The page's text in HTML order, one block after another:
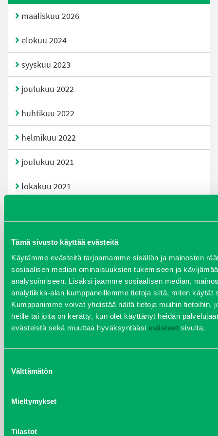
Tämä sivusto käyttää evästeitä
Käytämme evästeitä tarjoamamme sisällön ja mainosten
sosiaalisen median ominaisuuksien tukemiseen ja
analysoimiseen. Lisäksi jaamme sosiaalisen median,
analytiikka-alan kumppaneillemme tietoja siitä, miten käytät
Kumppanimme voivat yhdistää näitä tietoja muihin tietoihin,
heille tai joita on kerätty, kun olet käyttänyt heidän
evästeistä sekä muuttaa hyväksyntääsi evästeet sivulta.
valinta
Välttämätön
Mieltymykset
Tilastot
maaliskuu 2026
elokuu 2024
syyskuu 2023
joulukuu 2022
huhtikuu 2022
helmikuu 2022
joulukuu 2021
lokakuu 2021
helmikuu 2020
joulukuu 2019
huhtikuu 2019
helmikuu 2019
joulukuu 2017
heinäkuu 2017